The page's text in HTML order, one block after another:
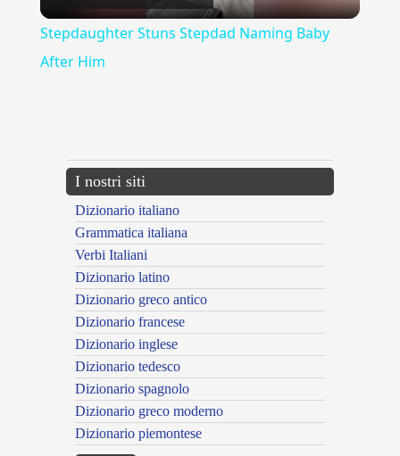
Video
Stepdaughter Stuns Stepdad Naming Baby
After Him
I nostri siti
Dizionario italiano
Grammatica italiana
Verbi Italiani
Dizionario latino
Dizionario greco antico
Dizionario francese
Dizionario inglese
Dizionario tedesco
Dizionario spagnolo
Dizionario greco moderno
Dizionario piemontese